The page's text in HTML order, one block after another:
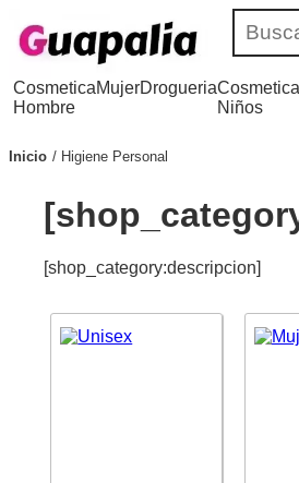
Cosmetica
Hombre
MujerDrogueriaCosmetica
Niños
Inicio Higiene Personal
[shop_category:descripcion]